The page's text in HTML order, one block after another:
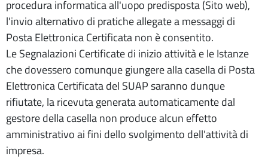
procedura informatica all'uopo predisposta (Sito web),
l'invio alternativo di pratiche allegate a messaggi di
Posta Elettronica Certificata non è consentito.
Le Segnalazioni Certificate di inizio attività e le Istanze
che dovessero comunque giungere alla casella di Posta
Elettronica Certificata del SUAP saranno dunque
rifiutate, la ricevuta generata automaticamente dal
gestore della casella non produce alcun effetto
amministrativo ai fini dello svolgimento dell'attività di
impresa.